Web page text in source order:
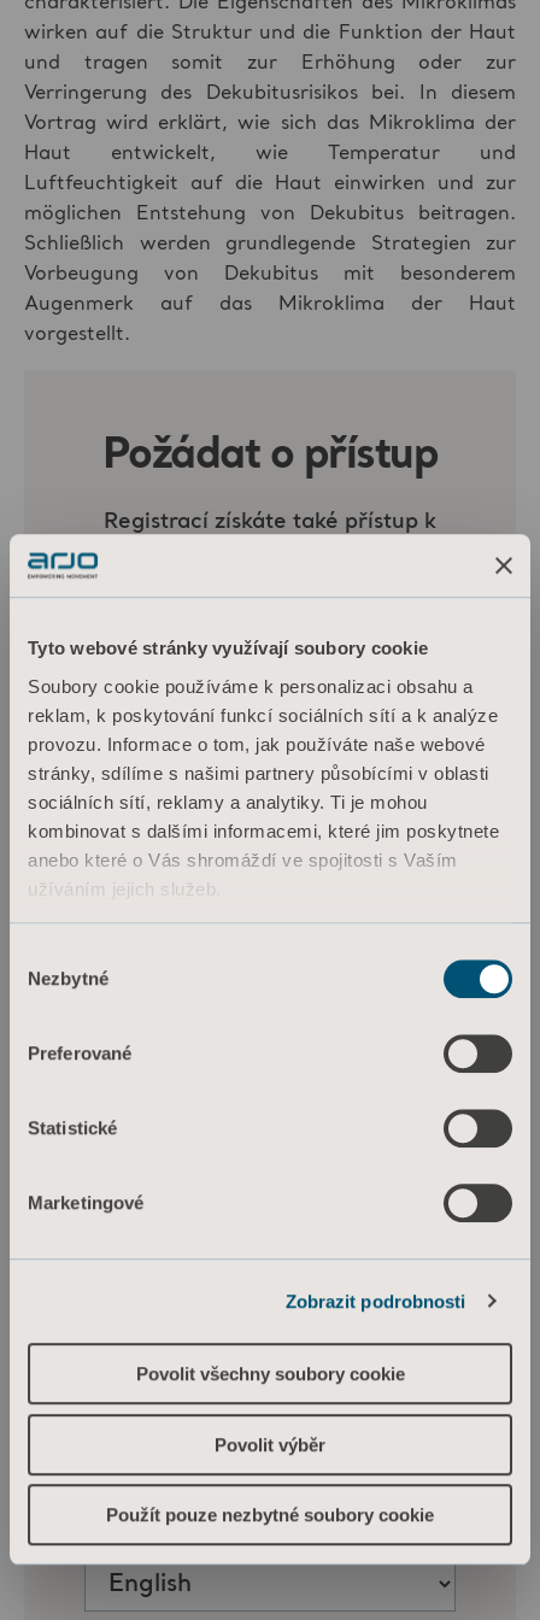
Tyto webové stránky využívají soubory cookie
Soubory cookie používáme k personalizaci obsahu a
reklam, k poskytování funkcí sociálních sítí a k analýze
provozu. Informace o tom, jak používáte naše webové
stránky, sdílíme s našimi partnery působícími v oblasti
sociálních sítí, reklamy a analytiky. Ti je mohou
kombinovat s dalšími informacemi, které jim poskytnete
anebo které o Vás shromáždí ve spojitosti s Vaším
užíváním jejich služeb.
souhlasu
Nezbytné
Preferované
Statistické
Marketingové
Zobrazit podrobnosti
Povolit všechny soubory cookie
Povolit výběr
Použít pouze nezbytné soubory cookie
wirken auf die Struktur und die Funktion der Haut
und tragen somit zur Erhöhung oder zur
Verringerung des Dekubitusrisikos bei. In diesem
Vortrag wird erklärt, wie sich das Mikroklima der
Haut entwickelt, wie Temperatur und
Luftfeuchtigkeit auf die Haut einwirken und zur
möglichen Entstehung von Dekubitus beitragen.
Schließlich werden grundlegende Strategien zur
Vorbeugung von Dekubitus mit besonderem
Augenmerk auf das Mikroklima der Haut
vorgestellt.